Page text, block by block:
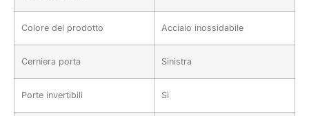
Colore del prodotto Acciaio inossidabile
Cerniera porta Sinistra
Porte invertibili Sì